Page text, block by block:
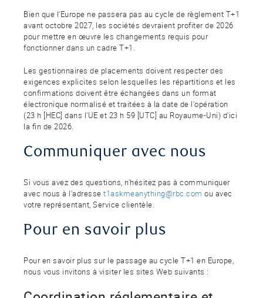
Bien que l'Europe ne passera pas au cycle de règlement T+1
avant octobre 2027, les sociétés devraient profiter de 2026
pour mettre en œuvre les changements requis pour
fonctionner dans un cadre T+1.
Les gestionnaires de placements doivent respecter des
exigences explicites selon lesquelles les répartitions et les
confirmations doivent être échangées dans un format
électronique normalisé et traitées à la date de l'opération
(23 h [HEC] dans l'UE et 23 h 59 [UTC] au Royaume-Uni) d'ici
la fin de 2026.
Communiquer avec nous
Si vous avez des questions, n'hésitez pas à communiquer
avec nous à l'adresse t1askmeanything@rbc.com ou avec
votre représentant, Service clientèle.
Pour en savoir plus
Pour en savoir plus sur le passage au cycle T+1 en Europe,
nous vous invitons à visiter les sites Web suivants :